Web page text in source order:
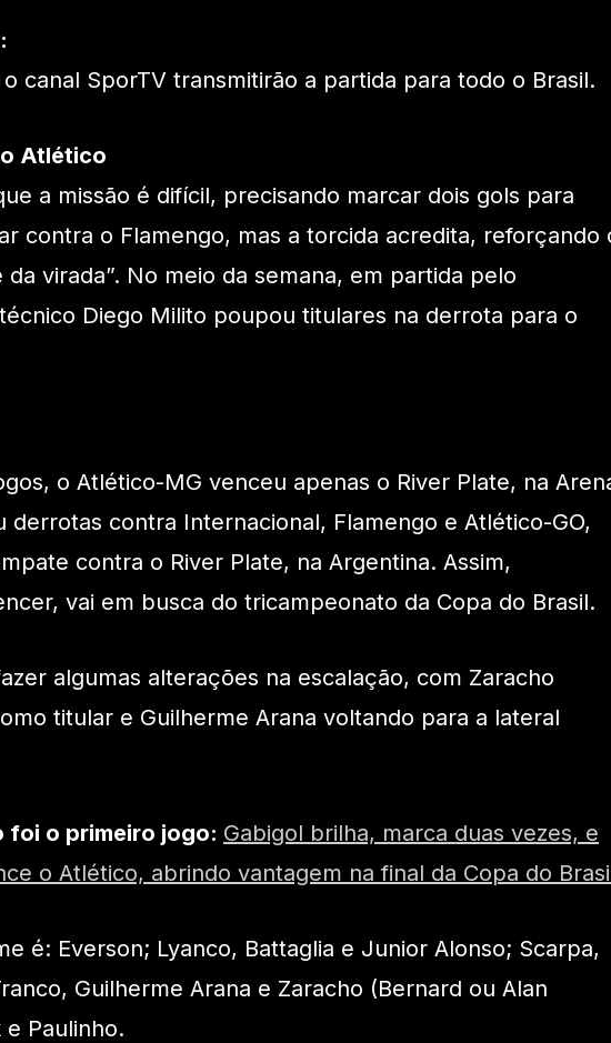
canal SporTV transmitirão a partida para todo o Brasil.
Atlético
a missão é difícil, precisando marcar dois gols para
contra o Flamengo, mas a torcida acredita, reforçando
da virada”. No meio da semana, em partida pelo
Diego Milito poupou titulares na derrota para o
o Atlético-MG venceu apenas o River Plate, na
derrotas contra Internacional, Flamengo e Atlético-GO,
contra o River Plate, na Argentina. Assim,
vai em busca do tricampeonato da Copa do Brasil.
algumas alterações na escalação, com Zaracho
titular e Guilherme Arana voltando para a lateral
foi o primeiro jogo: Gabigol brilha, marca duas vezes, e
o Atlético, abrindo vantagem na final da Copa do
é: Everson; Lyanco, Battaglia e Junior Alonso; Scarpa,
Guilherme Arana e Zaracho (Bernard ou Alan
Paulinho.